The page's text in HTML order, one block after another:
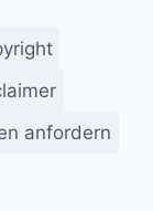
anfordern